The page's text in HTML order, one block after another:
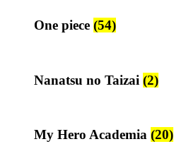
One piece (54)
Nanatsu no Taizai (2)
My Hero Academia (20)